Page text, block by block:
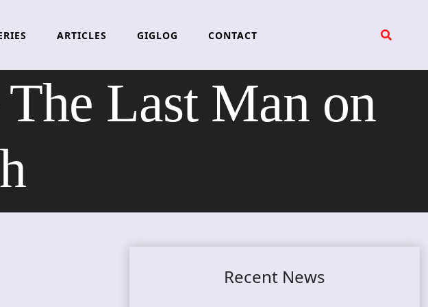
ARTICLES GIGLOG CONTACT
Last Man on
Recent News